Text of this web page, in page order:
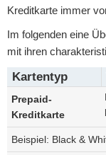
Kreditkarte immer
Im folgenden eine
mit ihren
Kartentyp
Prepaid-
Kreditkarte
Beispiel: Black &